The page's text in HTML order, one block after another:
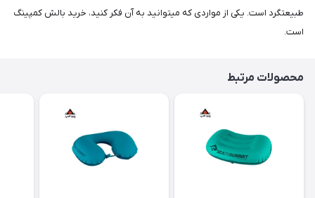
طبیعتگرد است. یکی از مواردی که میتوانید به آن فکر کنید، خرید بالش کمپینگ
است.
محصولات مرتبط